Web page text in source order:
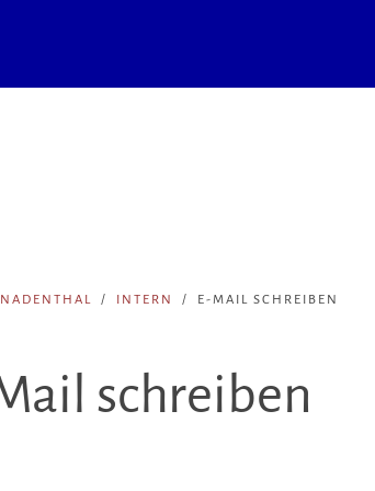
INTERN E-MAIL SCHREIBEN
schreiben